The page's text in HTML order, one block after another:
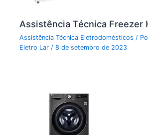
Assistência Técnica Freezer
Assistência Técnica Eletrodomésticos /
Eletro Lar/8 de setembro de 2023